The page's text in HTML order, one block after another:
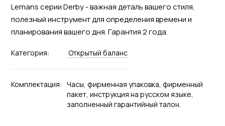
Lemans серии Derby - важная деталь вашего стиля,
полезный инструмент для определения времени и
планирования вашего дня. Гарантия 2 года.
Категория: Открытый баланс
Комплектация: Часы, фирменная упаковка, фирменный
пакет, инструкция на русском языке,
заполненный гарантийный талон.